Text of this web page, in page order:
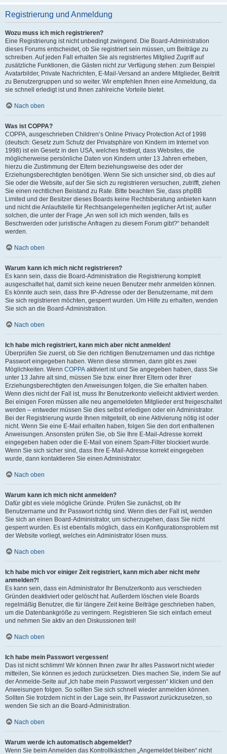
Registrierung und Anmeldung
Wozu muss ich mich registrieren?
Eine Registrierung ist nicht unbedingt zwingend. Die Board-Administration
dieses Forums entscheidet, ob Sie registriert sein müssen, um Beiträge zu
schreiben. Auf jeden Fall erhalten Sie als registriertes Mitglied Zugriff auf
zusätzliche Funktionen, die Gästen nicht zur Verfügung stehen: zum Beispiel
Avatarbilder, Private Nachrichten, E-Mail-Versand an andere Mitglieder, Beitritt
zu Benutzergruppen und so weiter. Wir empfehlen Ihnen eine Anmeldung, da
sie schnell erledigt ist und Ihnen zahlreiche Vorteile bietet.
Nach oben
Was ist COPPA?
COPPA, ausgeschrieben Children’s Online Privacy Protection Act of 1998
(deutsch: Gesetz zum Schutz der Privatsphäre von Kindern im Internet von
1998) ist ein Gesetz in den USA, welches festlegt, dass Websites, die
möglicherweise persönliche Daten von Kindern unter 13 Jahren erheben,
hierzu die Zustimmung der Eltern beziehungsweise des oder der
Erziehungsberechtigten benötigen. Wenn Sie sich unsicher sind, ob dies auf
Sie oder die Website, auf der Sie sich zu registrieren versuchen, zutrifft, ziehen
Sie einen rechtlichen Beistand zu Rate. Bitte beachten Sie, dass phpBB
Limited und der Besitzer dieses Boards keine Rechtsberatung anbieten kann
und nicht die Anlaufstelle für Rechtsangelegenheiten jeglicher Art ist; außer
solchen, die unter der Frage „An wen soll ich mich wenden, falls es
Beschwerden oder juristische Anfragen zu diesem Forum gibt?“ behandelt
werden.
Nach oben
Warum kann ich mich nicht registrieren?
Es kann sein, dass die Board-Administration die Registrierung komplett
ausgeschaltet hat, damit sich keine neuen Benutzer mehr anmelden können.
Es könnte auch sein, dass Ihre IP-Adresse oder der Benutzername, mit dem
Sie sich registrieren möchten, gesperrt wurden. Um Hilfe zu erhalten, wenden
Sie sich an die Board-Administration.
Nach oben
Ich habe mich registriert, kann mich aber nicht anmelden!
Überprüfen Sie zuerst, ob Sie den richtigen Benutzernamen und das richtige
Passwort eingegeben haben. Wenn diese stimmen, dann gibt es zwei
Möglichkeiten. Wenn COPPA aktiviert ist und Sie angegeben haben, dass Sie
unter 13 Jahre alt sind, müssen Sie bzw. einer Ihrer Eltern oder Ihrer
Erziehungsberechtigten den Anweisungen folgen, die Sie erhalten haben.
Wenn dies nicht der Fall ist, muss Ihr Benutzerkonto vielleicht aktiviert werden.
Bei einigen Foren müssen alle neu angemeldeten Mitglieder erst freigeschaltet
werden – entweder müssen Sie dies selbst erledigen oder ein Administrator.
Bei der Registrierung wurde Ihnen mitgeteilt, ob eine Aktivierung nötig ist oder
nicht. Wenn Sie eine E-Mail erhalten haben, folgen Sie den dort enthaltenen
Anweisungen. Ansonsten prüfen Sie, ob Sie Ihre E-Mail-Adresse korrekt
eingegeben haben oder die E-Mail von einem Spam-Filter blockiert wurde.
Wenn Sie sich sicher sind, dass Ihre E-Mail-Adresse korrekt eingegeben
wurde, dann kontaktieren Sie einen Administrator.
Nach oben
Warum kann ich mich nicht anmelden?
Dafür gibt es viele mögliche Gründe. Prüfen Sie zunächst, ob Ihr
Benutzername und Ihr Passwort richtig sind. Wenn dies der Fall ist, wenden
Sie sich an einen Board-Administrator, um sicherzugehen, dass Sie nicht
gesperrt wurden. Es ist ebenfalls möglich, dass ein Konfigurationsproblem mit
der Website vorliegt, welches ein Administrator lösen muss.
Nach oben
Ich habe mich vor einiger Zeit registriert, kann mich aber nicht mehr
anmelden?!
Es kann sein, dass ein Administrator Ihr Benutzerkonto aus verschieden
Gründen deaktiviert oder gelöscht hat. Außerdem löschen viele Boards
regelmäßig Benutzer, die für längere Zeit keine Beiträge geschrieben haben,
um die Datenbankgröße zu verringern. Registrieren Sie sich einfach erneut
und nehmen Sie aktiv an den Diskussionen teil!
Nach oben
Ich habe mein Passwort vergessen!
Das ist nicht schlimm! Wir können Ihnen zwar Ihr altes Passwort nicht wieder
mitteilen, Sie können es jedoch zurücksetzen. Dies machen Sie, indem Sie auf
der Anmelde-Seite auf „Ich habe mein Passwort vergessen“ klicken und den
Anweisungen folgen. So sollten Sie sich schnell wieder anmelden können.
Sollten Sie trotzdem nicht in der Lage sein, Ihr Passwort zurückzusetzen, so
wenden Sie sich an die Board-Administration.
Nach oben
Warum werde ich automatisch abgemeldet?
Wenn Sie beim Anmelden das Kontrollkästchen „Angemeldet bleiben“ nicht